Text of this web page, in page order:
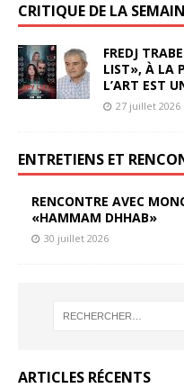
CRITIQUE DE LA
FREDJ
LIST», À LA
L’ART EST
27 juillet 2026
ENTRETIENS ET
RENCONTRE AVEC
«HAMMAM DHHAB»
30 juillet 2026
ARTICLES RÉCENTS